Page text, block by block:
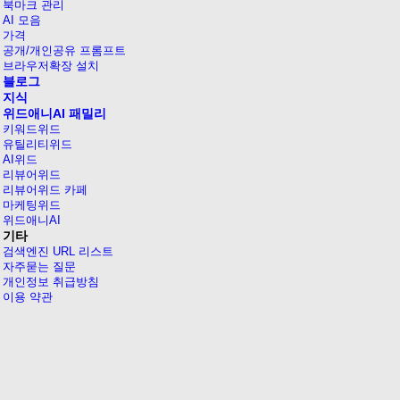
북마크 관리
AI 모음
가격
공개/개인공유 프롬프트
브라우저확장 설치
블로그
지식
위드애니AI 패밀리
키워드위드
유틸리티위드
AI위드
리뷰어위드
리뷰어위드 카페
마케팅위드
위드애니AI
기타
검색엔진 URL 리스트
자주묻는 질문
개인정보 취급방침
이용 약관